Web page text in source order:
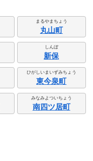
まるやまちょう
丸山町
しんぼ
新保
ひがしいまいずみちょう
東今泉町
みなみよついちょう
南四ツ居町